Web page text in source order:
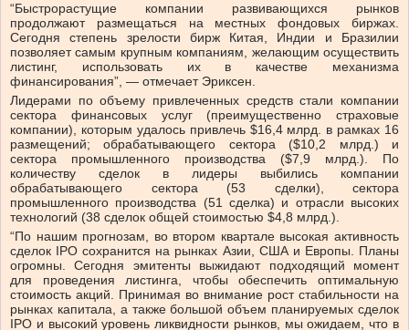
“Быстрорастущие компании развивающихся рынков
продолжают размещаться на местных фондовых биржах.
Сегодня степень зрелости бирж Китая, Индии и Бразилии
позволяет самым крупным компаниям, желающим осуществить
листинг, использовать их в качестве механизма
финансирования”, — отмечает Эриксен.
Лидерами по объему привлеченных средств стали компании
сектора финансовых услуг (преимущественно страховые
компании), которым удалось привлечь $16,4 млрд. в рамках 16
размещений; обрабатывающего сектора ($10,2 млрд.) и
сектора промышленного производства ($7,9 млрд.). По
количеству сделок в лидеры выбились компании
обрабатывающего сектора (53 сделки), сектора
промышленного производства (51 сделка) и отрасли высоких
технологий (38 сделок общей стоимостью $4,8 млрд.).
“По нашим прогнозам, во втором квартале высокая активность
сделок IPO сохранится на рынках Азии, США и Европы. Планы
огромны. Сегодня эмитенты выжидают подходящий момент
для проведения листинга, чтобы обеспечить оптимальную
стоимость акций. Принимая во внимание рост стабильности на
рынках капитала, а также большой объем планируемых сделок
IPO и высокий уровень ликвидности рынков, мы ожидаем, что в